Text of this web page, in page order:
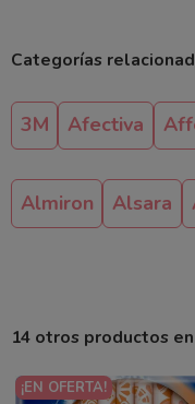
Categorías
3M Afectiva
Almiron
Alsara
14 otros productos
¡EN OFERTA!